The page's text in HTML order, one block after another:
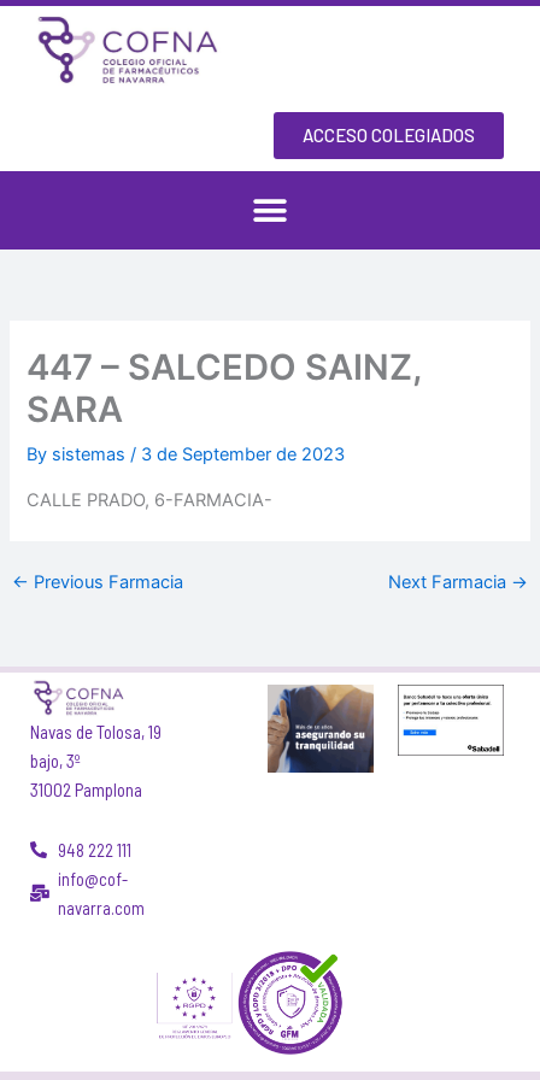
Skip
content
ACCESO COLEGIADOS
447 – SALCEDO SAINZ,
SARA
By sistemas/ 3 de September de 2023
CALLE PRADO, 6-FARMACIA-
← Previous Farmacia Next Farmacia →
Navas de Tolosa, 19
bajo, 3º
31002 Pamplona
948 222 111
info@cof-
navarra.com